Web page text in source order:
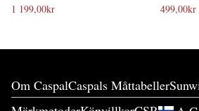
1 199,00kr 499,00kr
Om CaspalCaspals Måttabeller